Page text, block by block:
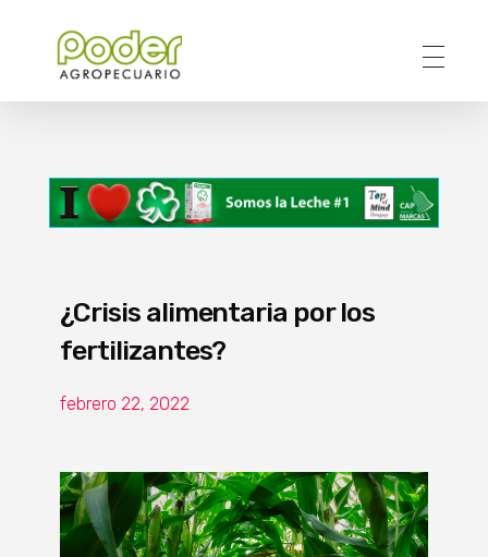
¿Crisis alimentaria por los
fertilizantes?
febrero 22, 2022